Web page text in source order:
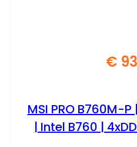
€
MSI PRO B760M-
| Intel B760 |